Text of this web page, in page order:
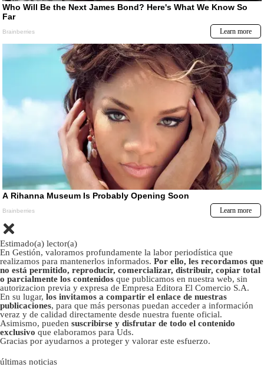
Estimado(a) lector(a)
En Gestión, valoramos profundamente la labor periodística que
realizamos para mantenerlos informados. Por ello, les recordamos que
no está permitido, reproducir, comercializar, distribuir, copiar total
o parcialmente los contenidos que publicamos en nuestra web, sin
autorizacion previa y expresa de Empresa Editora El Comercio S.A.
En su lugar, los invitamos a compartir el enlace de nuestras
publicaciones, para que más personas puedan acceder a información
veraz y de calidad directamente desde nuestra fuente oficial.
Asimismo, pueden suscribirse y disfrutar de todo el contenido
exclusivo que elaboramos para Uds.
Gracias por ayudarnos a proteger y valorar este esfuerzo.
últimas noticias